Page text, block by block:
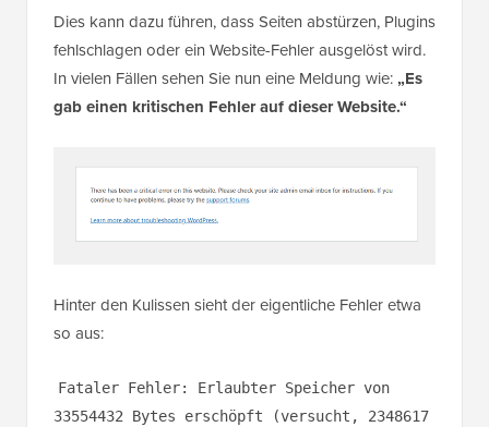
Dies kann dazu führen, dass Seiten abstürzen, Plugins
fehlschlagen oder ein Website-Fehler ausgelöst wird.
In vielen Fällen sehen Sie nun eine Meldung wie:„Es
gab einen kritischen Fehler auf dieser Website.“
Hinter den Kulissen sieht der eigentliche Fehler etwa
so aus:
Fataler Fehler: Erlaubter Speicher von
33554432 Bytes erschöpft (versucht, 2348617